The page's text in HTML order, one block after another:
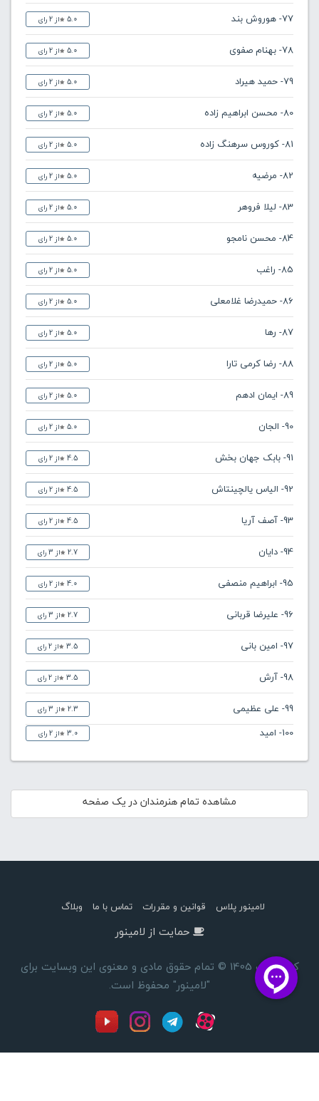
77- هوروش بند 5.0 از 2 رای
78- بهنام صفوی 5.0 از 2 رای
79- حمید هیراد 5.0 از 2 رای
80- محسن ابراهیم زاده 5.0 از 2 رای
81- کوروس سرهنگ زاده 5.0 از 2 رای
82- مرضیه 5.0 از 2 رای
83- لیلا فروهر 5.0 از 2 رای
84- محسن نامجو 5.0 از 2 رای
85- راغب 5.0 از 2 رای
86- حمیدرضا غلامعلی 5.0 از 2 رای
87- رها 5.0 از 2 رای
88- رضا کرمی تارا 5.0 از 2 رای
89- ایمان ادهم 5.0 از 2 رای
90- الجان 5.0 از 2 رای
91- بابک جهان بخش 4.5 از 2 رای
92- الیاس یالچینتاش 4.5 از 2 رای
93- آصف آریا 4.5 از 2 رای
94- دایان 2.7 از 3 رای
95- ابراهیم منصفی 4.0 از 2 رای
96- علیرضا قربانی 2.7 از 3 رای
97- امین بانی 3.5 از 2 رای
98- آرش 3.5 از 2 رای
99- علی عظیمی 2.3 از 3 رای
100- امید 3.0 از 2 رای
مشاهده تمام هنرمندان در یک صفحه
لامینور پلاس قوانین و مقررات تماس با ما وبلاگ
حمایت از لامینور
کپی رایت 1405 © تمام حقوق مادی و معنوی این وبسایت برای
"لامینور" محفوظ است.